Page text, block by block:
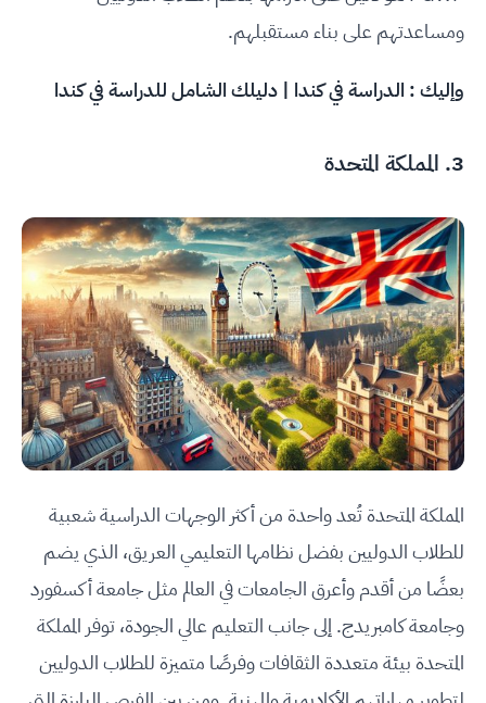
ومساعدتهم على بناء مستقبلهم.
وإليك : الدراسة في كندا | دليلك الشامل للدراسة في كندا
3. المملكة المتحدة
المملكة المتحدة تُعد واحدة من أكثر الوجهات الدراسية شعبية
للطلاب الدوليين بفضل نظامها التعليمي العريق، الذي يضم
بعضًا من أقدم وأعرق الجامعات في العالم مثل جامعة أكسفورد
وجامعة كامبريدج. إلى جانب التعليم عالي الجودة، توفر المملكة
المتحدة بيئة متعددة الثقافات وفرصًا متميزة للطلاب الدوليين